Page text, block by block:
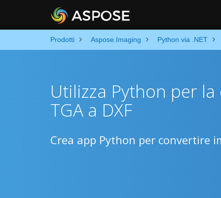
Prodotti Aspose.Imaging Python via .NET
Utilizza Python per
TGA a DXF
Crea app Python per convertire